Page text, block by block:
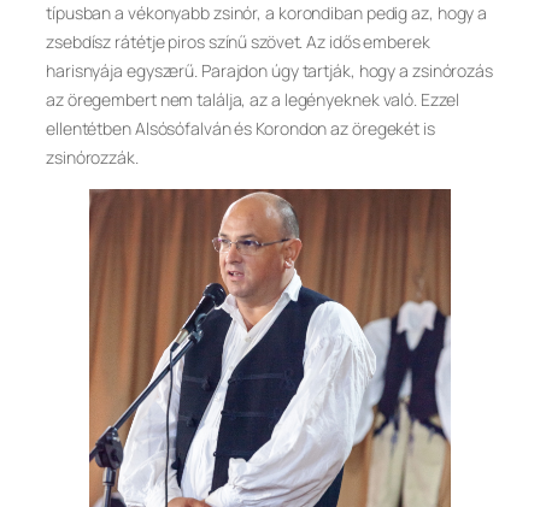
típusban a vékonyabb zsinór, a korondiban pedig az, hogy a
zsebdísz rátétje piros színű szövet. Az idős emberek
harisnyája egyszerű. Parajdon úgy tartják, hogy a zsinórozás
az öregembert nem találja, az a legényeknek való. Ezzel
ellentétben Alsósófalván és Korondon az öregekét is
zsinórozzák.